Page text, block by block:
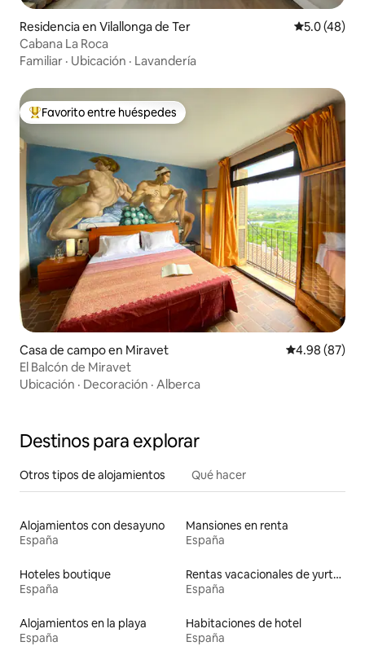
Residencia en Vilallonga de Ter Calificación
5.0 (48)
Cabana La Roca
Familiar · Ubicación · Lavandería
De los mejores en Favorito entre huéspedes
Favorito entre huéspedes
Casa de campo en Miravet Calificación
4.98 (87)
El Balcón de Miravet
Ubicación · Decoración · Alberca
Destinos para explorar
Otros tipos de alojamientos Qué hacer
Alojamientos con desayuno
España
Mansiones en renta
España
Hoteles boutique
España
Rentas vacacionales de yurtas
España
Alojamientos en la playa
España
Habitaciones de hotel
España